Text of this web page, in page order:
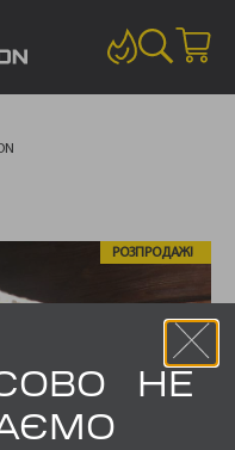
РОЗПРОДАЖ!
НЕ